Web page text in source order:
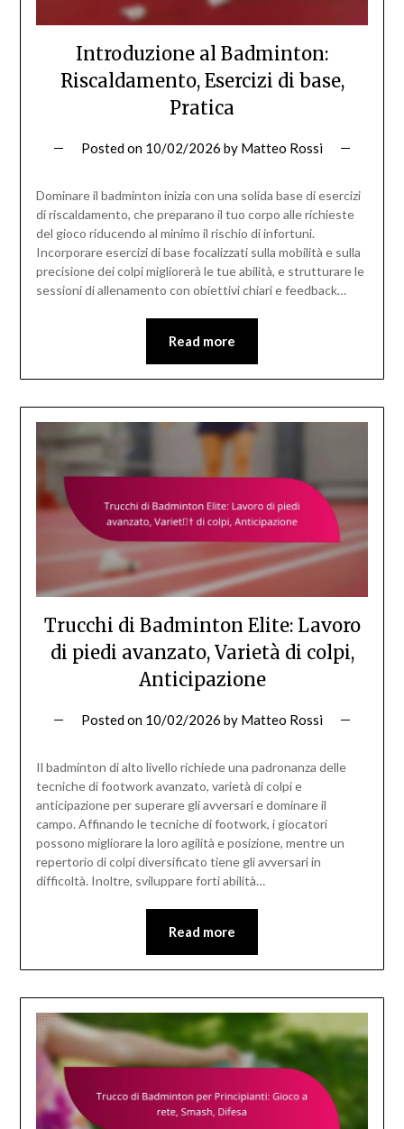
Introduzione al Badminton:
Riscaldamento, Esercizi di base,
Pratica
Posted on 10/02/2026 by Matteo Rossi
Dominare il badminton inizia con una solida base di esercizi
di riscaldamento, che preparano il tuo corpo alle richieste
del gioco riducendo al minimo il rischio di infortuni.
Incorporare esercizi di base focalizzati sulla mobilità e sulla
precisione dei colpi migliorerà le tue abilità, e strutturare le
sessioni di allenamento con obiettivi chiari e feedback…
Read more
Trucchi di Badminton Elite: Lavoro
di piedi avanzato, Varietà di colpi,
Anticipazione
Posted on 10/02/2026 by Matteo Rossi
Il badminton di alto livello richiede una padronanza delle
tecniche di footwork avanzato, varietà di colpi e
anticipazione per superare gli avversari e dominare il
campo. Affinando le tecniche di footwork, i giocatori
possono migliorare la loro agilità e posizione, mentre un
repertorio di colpi diversificato tiene gli avversari in
difficoltà. Inoltre, sviluppare forti abilità…
Read more